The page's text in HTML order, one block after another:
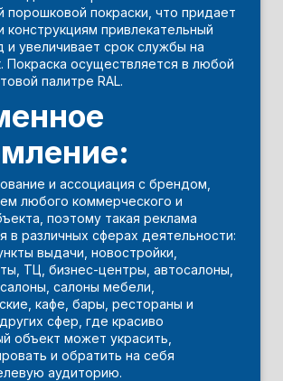
порошковой покраски, что придает
конструкциям привлекательный
и увеличивает срок службы на
Покраска осуществляется в любой
палитре RAL.
и ассоциация с брендом,
любого коммерческого и
поэтому такая реклама
в различных сферах деятельности:
выдачи, новостройки,
ТЦ, бизнес-центры, автосалоны,
салоны мебели,
кафе, бары, рестораны и
сфер, где красиво
объект может украсить,
и обратить на себя
аудиторию.